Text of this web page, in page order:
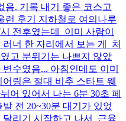
. 기록 내기 좋은 코스고
런 후기 지하철로 여의나루
전후였는데 이미 사람이
너 한 자리에서 보는 게 처
고 분위기는 나쁘지 않았
수였음... 아침인데도 이미
링은 절대 비추 스타트 웨
어 있어서 나는 6분 30초 페
전 20~30분 대기가 있었
달리기 시작하고 나서 근육